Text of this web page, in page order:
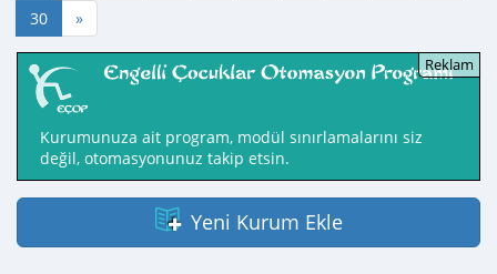
30
»
Kurumunuza ait program, modül sınırlamalarını siz
değil, otomasyonunuz takip etsin.
Yeni Kurum Ekle